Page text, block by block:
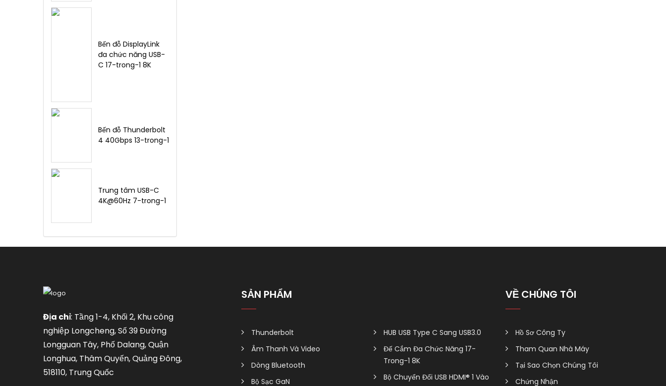
Bến đỗ DisplayLink
đa chức năng USB-
C 17-trong-1 8K
Bến đỗ Thunderbolt
4 40Gbps 13-trong-1
Trung tâm USB-C
4K@60Hz 7-trong-1
Địa chỉ: Tầng 1-4, Khối 2, Khu công
nghiệp Longcheng, Số 39 Đường
Longguan Tây, Phố Dalang, Quận
Longhua, Thâm Quyến, Quảng Đông,
518110, Trung Quốc
SẢN PHẨM
Thunderbolt
Âm Thanh Và Video
Dòng Bluetooth
Bộ Sạc GaN
HUB USB Type C Sang USB3.0
Đế Cắm Đa Chức Năng 17-
Trong-1 8K
Bộ Chuyển Đổi USB HDMI® 1 Vào
VỀ CHÚNG TÔI
Hồ Sơ Công Ty
Tham Quan Nhà Máy
Tại Sao Chọn Chúng Tôi
Chứng Nhận